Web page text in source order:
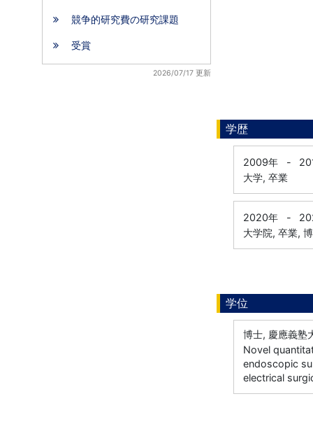
競争的研究費の研究課題
受賞
2026/07/17 更新
学歴
2009年 -
大学, 卒業
2020年 -
大学院, 卒業,
学位
博士, 慶應義塾
Novel
endoscopic
electrical